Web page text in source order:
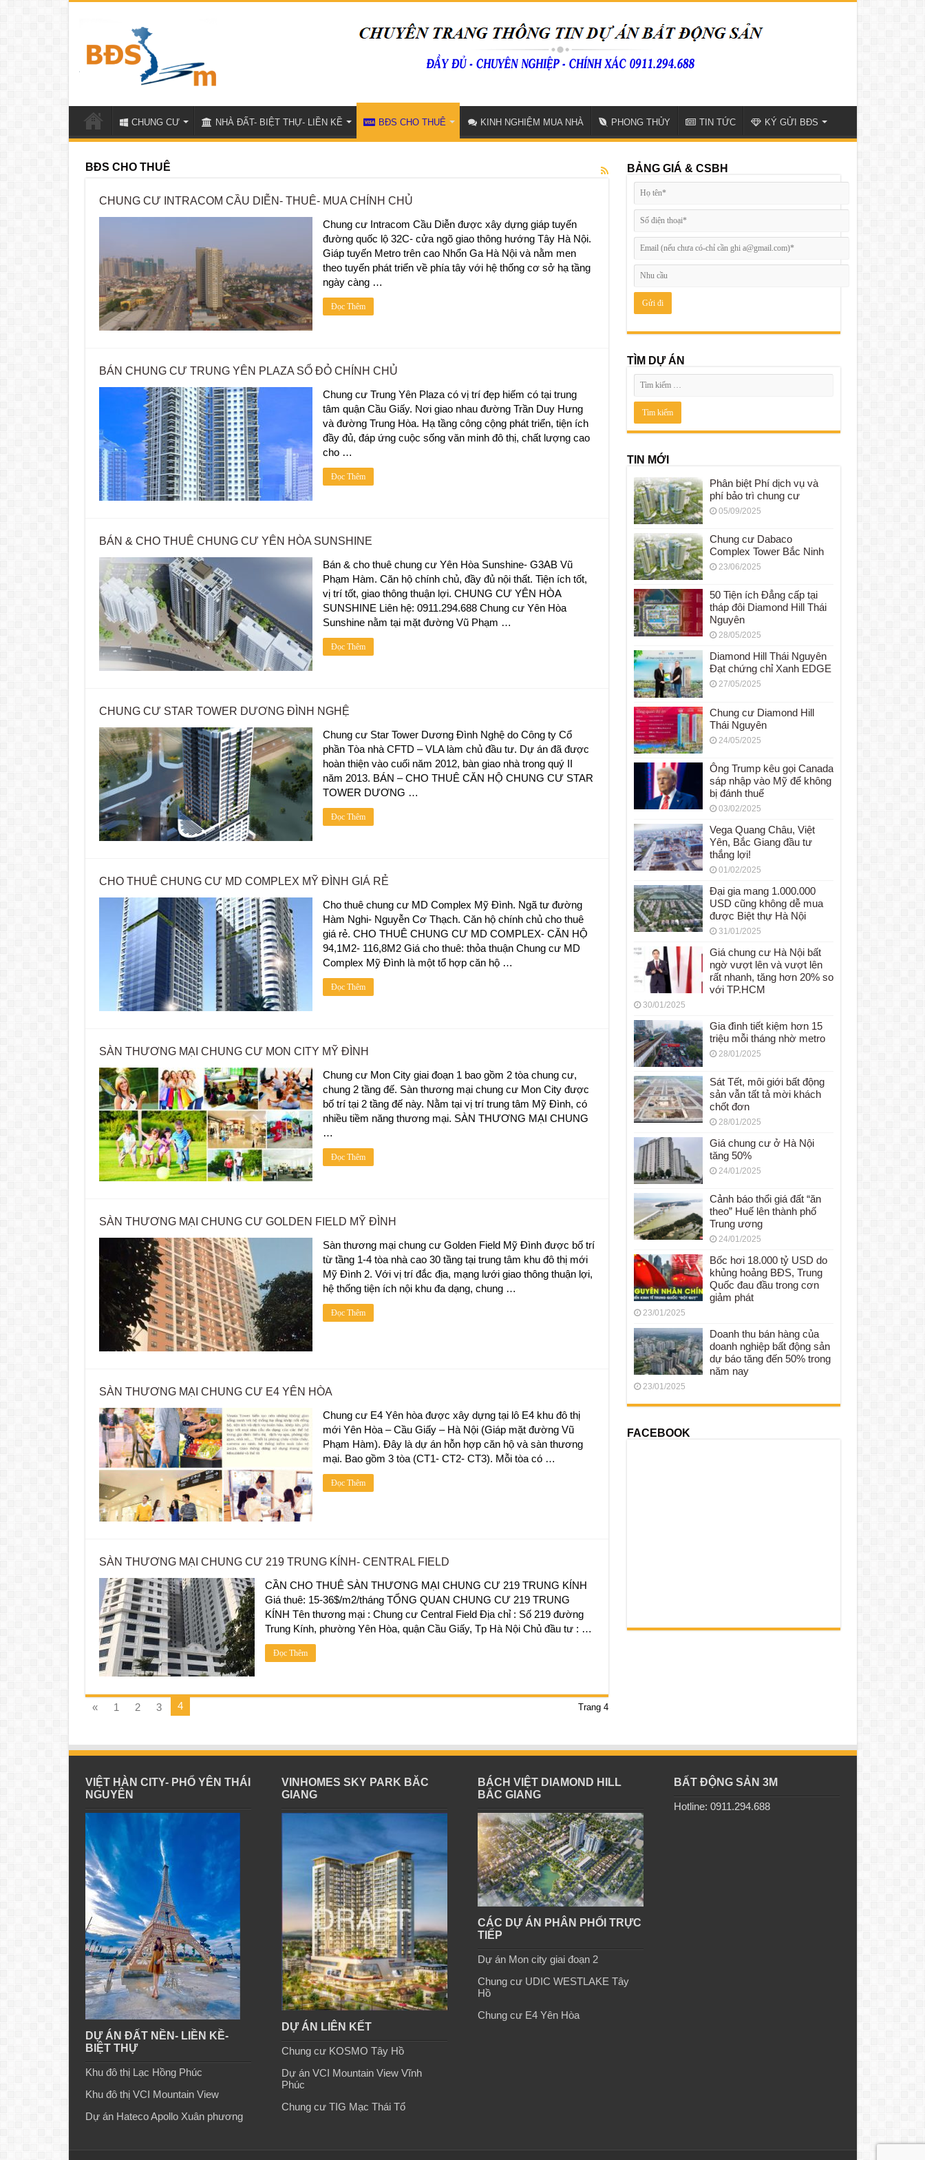
CHUNG CƯ NHÀ ĐẤT- BIỆT THỰ- LIỀN KỀ BĐS CHO THUÊ KINH NGHIỆM MUA NHÀ PHONG THỦY TIN TỨC KÝ GỬI BĐS
BĐS CHO THUÊ
CHUNG CƯ INTRACOM CẦU DIỄN- THUÊ- MUA CHÍNH CHỦ
Chung cư Intracom Cầu Diễn được xây dựng giáp tuyến
đường quốc lộ 32C- cửa ngõ giao thông hướng Tây Hà Nội.
Giáp tuyến Metro trên cao Nhổn Ga Hà Nội và nằm men
theo tuyến phát triển về phía tây với hệ thống cơ sở hạ tầng
ngày càng …
Đọc Thêm
BÁN CHUNG CƯ TRUNG YÊN PLAZA SỔ ĐỎ CHÍNH CHỦ
Chung cư Trung Yên Plaza có vị trí đẹp hiếm có tại trung
tâm quận Cầu Giấy. Nơi giao nhau đường Trần Duy Hưng
và đường Trung Hòa. Hạ tầng công cộng phát triển, tiện ích
đầy đủ, đáp ứng cuộc sống văn minh đô thị, chất lượng cao
cho …
Đọc Thêm
BÁN & CHO THUÊ CHUNG CƯ YÊN HÒA SUNSHINE
Bán & cho thuê chung cư Yên Hòa Sunshine- G3AB Vũ
Phạm Hàm. Căn hộ chính chủ, đầy đủ nội thất. Tiện ích tốt,
vị trí tốt, giao thông thuận lợi. CHUNG CƯ YÊN HÒA
SUNSHINE Liên hệ: 0911.294.688 Chung cư Yên Hòa
Sunshine nằm tại mặt đường Vũ Phạm …
Đọc Thêm
CHUNG CƯ STAR TOWER DƯƠNG ĐÌNH NGHỆ
Chung cư Star Tower Dương Đình Nghệ do Công ty Cổ
phần Tòa nhà CFTD – VLA làm chủ đầu tư. Dự án đã được
hoàn thiện vào cuối năm 2012, bàn giao nhà trong quý II
năm 2013. BÁN – CHO THUÊ CĂN HỘ CHUNG CƯ STAR
TOWER DƯƠNG …
Đọc Thêm
CHO THUÊ CHUNG CƯ MD COMPLEX MỸ ĐÌNH GIÁ RẺ
Cho thuê chung cư MD Complex Mỹ Đình. Ngã tư đường
Hàm Nghi- Nguyễn Cơ Thạch. Căn hộ chính chủ cho thuê
giá rẻ. CHO THUÊ CHUNG CƯ MD COMPLEX- CĂN HỘ
94,1M2- 116,8M2 Giá cho thuê: thỏa thuận Chung cư MD
Complex Mỹ Đình là một tổ hợp căn hộ …
Đọc Thêm
SÀN THƯƠNG MẠI CHUNG CƯ MON CITY MỸ ĐÌNH
Chung cư Mon City giai đoạn 1 bao gồm 2 tòa chung cư,
chung 2 tầng đế. Sàn thương mại chung cư Mon City được
bố trí tại 2 tầng đế này. Nằm tại vị trí trung tâm Mỹ Đình, có
nhiều tiềm năng thương mại. SÀN THƯƠNG MẠI CHUNG
…
Đọc Thêm
SÀN THƯƠNG MẠI CHUNG CƯ GOLDEN FIELD MỸ ĐÌNH
Sàn thương mại chung cư Golden Field Mỹ Đình được bố trí
từ tầng 1-4 tòa nhà cao 30 tầng tại trung tâm khu đô thị mới
Mỹ Đình 2. Với vị trí đắc địa, mạng lưới giao thông thuận lợi,
hệ thống tiện ích nội khu đa dạng, chung …
Đọc Thêm
SÀN THƯƠNG MẠI CHUNG CƯ E4 YÊN HÒA
Chung cư E4 Yên hòa được xây dựng tại lô E4 khu đô thị
mới Yên Hòa – Cầu Giấy – Hà Nội (Giáp mặt đường Vũ
Phạm Hàm). Đây là dự án hỗn hợp căn hộ và sàn thương
mại. Bao gồm 3 tòa (CT1- CT2- CT3). Mỗi tòa có …
Đọc Thêm
SÀN THƯƠNG MẠI CHUNG CƯ 219 TRUNG KÍNH- CENTRAL FIELD
CẦN CHO THUÊ SÀN THƯƠNG MẠI CHUNG CƯ 219 TRUNG KÍNH
Giá thuê: 15-36$/m2/tháng TỔNG QUAN CHUNG CƯ 219 TRUNG
KÍNH Tên thương mại : Chung cư Central Field Địa chỉ : Số 219 đường
Trung Kính, phường Yên Hòa, quận Cầu Giấy, Tp Hà Nội Chủ đầu tư : …
Đọc Thêm
Trang 4
« 1 2 3 4
BẢNG GIÁ & CSBH
TÌM DỰ ÁN
TIN MỚI
Phân biệt Phí dịch vụ và
phí bảo trì chung cư
05/09/2025
Chung cư Dabaco
Complex Tower Bắc Ninh
23/06/2025
50 Tiện ích Đẳng cấp tại
tháp đôi Diamond Hill Thái
Nguyên
28/05/2025
Diamond Hill Thái Nguyên
Đạt chứng chỉ Xanh EDGE
27/05/2025
Chung cư Diamond Hill
Thái Nguyên
24/05/2025
Ông Trump kêu gọi Canada
sáp nhập vào Mỹ để không
bị đánh thuế
03/02/2025
Vega Quang Châu, Việt
Yên, Bắc Giang đầu tư
thắng lợi!
01/02/2025
Đại gia mang 1.000.000
USD cũng không dễ mua
được Biệt thự Hà Nội
31/01/2025
Giá chung cư Hà Nội bất
ngờ vượt lên và vượt lên
rất nhanh, tăng hơn 20% so
với TP.HCM
30/01/2025
Gia đình tiết kiệm hơn 15
triệu mỗi tháng nhờ metro
28/01/2025
Sát Tết, môi giới bất động
sản vẫn tất tả mời khách
chốt đơn
28/01/2025
Giá chung cư ở Hà Nội
tăng 50%
24/01/2025
Cảnh báo thổi giá đất “ăn
theo” Huế lên thành phố
Trung ương
24/01/2025
Bốc hơi 18.000 tỷ USD do
khủng hoảng BĐS, Trung
Quốc đau đầu trong cơn
giảm phát
23/01/2025
Doanh thu bán hàng của
doanh nghiệp bất động sản
dự báo tăng đến 50% trong
năm nay
23/01/2025
FACEBOOK
VIỆT HÀN CITY- PHỔ YÊN THÁI
NGUYÊN
DỰ ÁN ĐẤT NỀN- LIỀN KỀ-
BIỆT THỰ
Khu đô thị Lạc Hồng Phúc
Khu đô thị VCI Mountain View
Dự án Hateco Apollo Xuân phương
VINHOMES SKY PARK BĂC
GIANG
DỰ ÁN LIÊN KẾT
Chung cư KOSMO Tây Hồ
Dự án VCI Mountain View Vĩnh
Phúc
Chung cư TIG Mạc Thái Tổ
BÁCH VIỆT DIAMOND HILL
BẮC GIANG
CÁC DỰ ÁN PHÂN PHỐI TRỰC
TIẾP
Dự án Mon city giai đoạn 2
Chung cư UDIC WESTLAKE Tây
Hồ
Chung cư E4 Yên Hòa
BẤT ĐỘNG SẢN 3M
Hotline: 0911.294.688